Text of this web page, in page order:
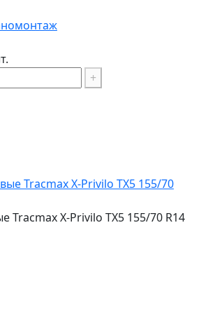
+
X-Privilo TX5 155/70 R14